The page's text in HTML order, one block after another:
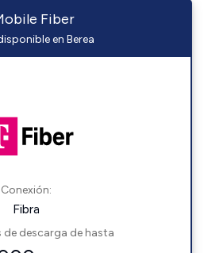
Fiber
en Berea
Conexión:
Fibra
de descarga de hasta